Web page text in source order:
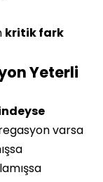
kritik fark
Yeterli
varsa